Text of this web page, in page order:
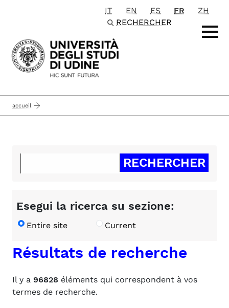
Passa al contenuto principale
IT EN ES FR
ZH
RECHERCHER
accueil
Esegui la ricerca su sezione:
Entire site Current
Résultats de recherche
Il y a 96828 éléments qui correspondent à vos
termes de recherche.